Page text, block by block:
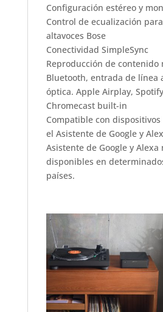
Configuración estéreo y
Control de ecualización
altavoces Bose
Conectividad SimpleSync
Reproducción de contenido
Bluetooth, entrada de línea
óptica. Apple Airplay,
Chromecast built-in
Compatible con
el Asistente de Google y
Asistente de Google y Alexa
disponibles en
países.